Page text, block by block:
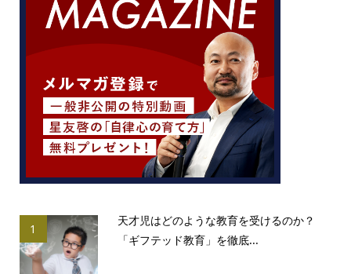
1
天才児はどのような教育を受けるのか？
「ギフテッド教育」を徹底...